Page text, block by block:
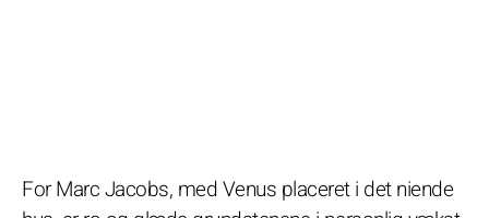
For Marc Jacobs, med Venus placeret i det niende